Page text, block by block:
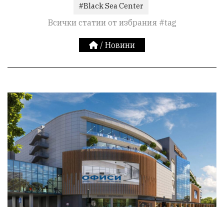
#Black Sea Center
Всички статии от избрания #tag
/ Новини